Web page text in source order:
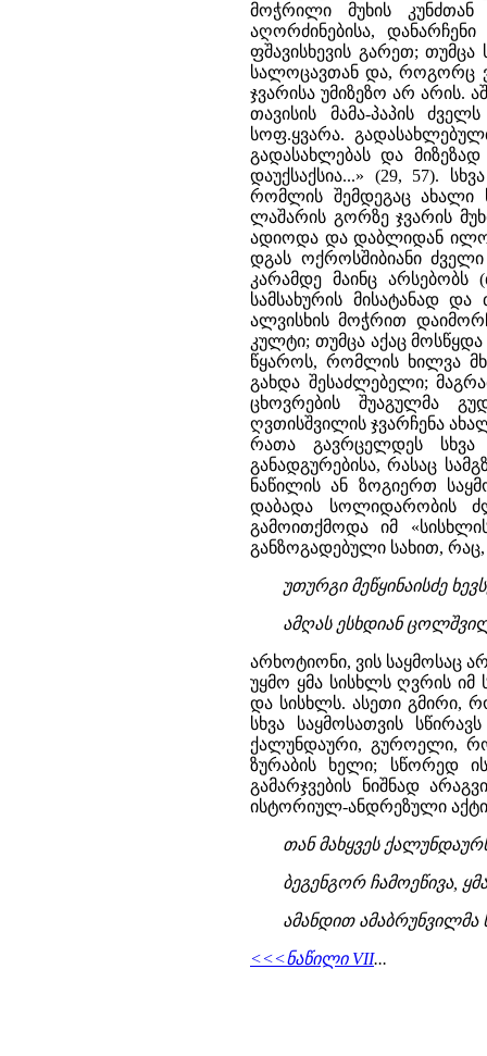
მოჭრილი მუხის
აღორძინებისა,
ფშავისხევის გარეთ;
სალოცავთან და, როგორც
ჯვარისა უმიზეზო არ არის.
თავისის მამა-პაპის
სოფ.ყვარა.
გადასახლებას და
დაუქსაქსია...» (29, 57).
რომლის შემდეგაც ახალი
ლაშარის გორზე ჯვარის
ადიოდა და დაბლიდან
დგას ოქროსშიბიანი
კარამდე მაინც არსებობს
სამსახურის მისატანად
ალვისხის მოჭრით
კულტი; თუმცა აქაც
წყაროს, რომლის ხილვა
გახდა შესაძლებელი;
ცხოვრების შუაგულმა
ღვთისშვილის ჯვარჩენა
რათა გავრცელდეს სხვა
განადგურებისა, რასაც
ნაწილის ან ზოგიერთ
დაბადა სოლიდარობის
გამოითქმოდა იმ
განზოგადებული სახით, რაც,
უთურგი მეწყინაისძე
ამღას ესხდიან
არხოტიონი, ვის საყმოსაც
უყმო ყმა სისხლს ღვრის იმ
და სისხლს. ასეთი გმირი,
სხვა საყმოსათვის
ქალუნდაური, გუროელი,
ზურაბის ხელი; სწორედ
გამარჯვების ნიშნად
ისტორიულ-ანდრეზული
თან მახყვეს
ბეგენგორ ჩამოეწივა,
ამანდით ამაბრუნვილმა
<<<ნაწილი VII...